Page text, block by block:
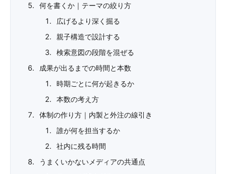
何を書くか｜テーマの絞り方
広げるより深く掘る
親子構造で設計する
検索意図の段階を混ぜる
成果が出るまでの時間と本数
時期ごとに何が起きるか
本数の考え方
体制の作り方｜内製と外注の線引き
誰が何を担当するか
社内に残る時間
うまくいかないメディアの共通点